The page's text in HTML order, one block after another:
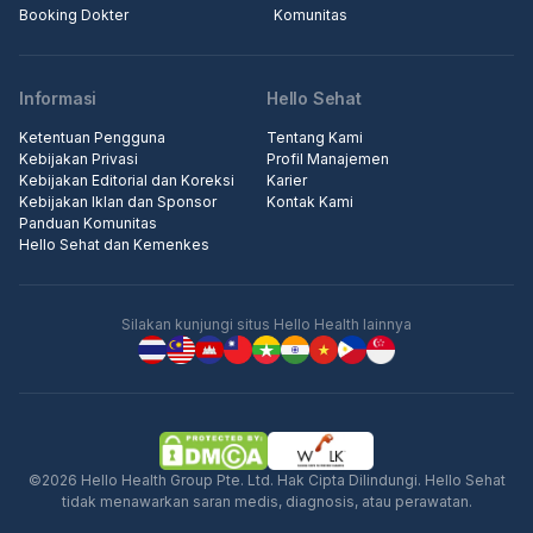
Booking Dokter
Komunitas
Informasi
Ketentuan Pengguna
Kebijakan Privasi
Kebijakan Editorial dan Koreksi
Kebijakan Iklan dan Sponsor
Panduan Komunitas
Hello Sehat dan Kemenkes
Hello Sehat
Tentang Kami
Profil Manajemen
Karier
Kontak Kami
Silakan kunjungi situs Hello Health lainnya
©2026 Hello Health Group Pte. Ltd. Hak Cipta Dilindungi. Hello Sehat
tidak menawarkan saran medis, diagnosis, atau perawatan.